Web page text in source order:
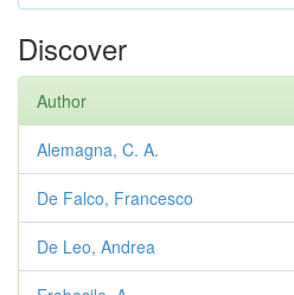
Discover
Author
Alemagna, C. A.
De Falco, Francesco
De Leo, Andrea